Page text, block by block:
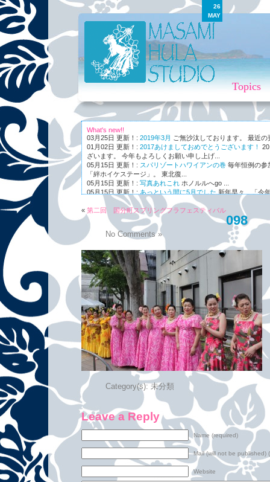
Topics
What's new!!
03月25日 更新！: 2019年3月 ご無沙汰しております。 最近
01月02日 更新！: 2017あけましておめでとうございます！
ざいます。 今年もよろしくお願い申し上げ...
05月15日 更新！: スパリゾートハワイアンの巻 毎年恒例の参
「絆ホイケステージ」。 東北復...
05月15日 更新！: 写真あれこれ ホノルルへgo ...
05月15日 更新！: あっという間に5月でした 新年早々、「今
ながら～～、まさかの5月。 世...
01月03日 更新！: Maunaleo皆様ご存じ、ケアリー・レイシ
オと...
« 第二回 国分町スプリングフラフェスティバル
26
MAY
098
No Comments »
Category(s):未分類
Leave a Reply
Name (required)
Mail (will not be published)
Website